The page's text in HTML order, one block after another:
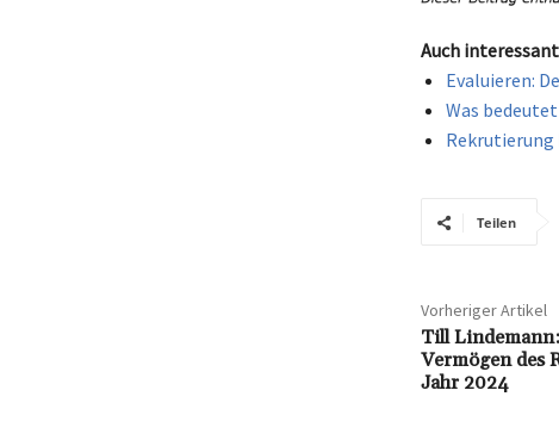
Auch
Evaluieren:
Was
Rekrutierung
Teilen
Vorheriger Artikel
Till
Vermögen des
Jahr 2024